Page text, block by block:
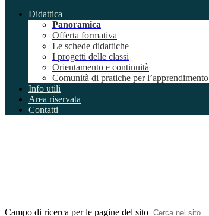
Didattica
Panoramica
Offerta formativa
Le schede didattiche
I progetti delle classi
Orientamento e continuità
Comunità di pratiche per l’apprendimento
Info utili
Area riservata
Contatti
Campo di ricerca per le pagine del sito